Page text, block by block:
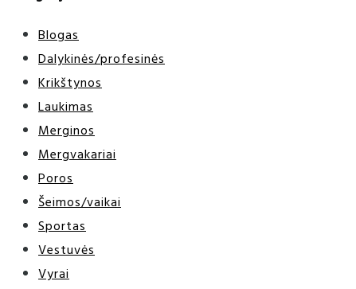
Blogas
Dalykinės/profesinės
Krikštynos
Laukimas
Merginos
Mergvakariai
Poros
Šeimos/vaikai
Sportas
Vestuvės
Vyrai